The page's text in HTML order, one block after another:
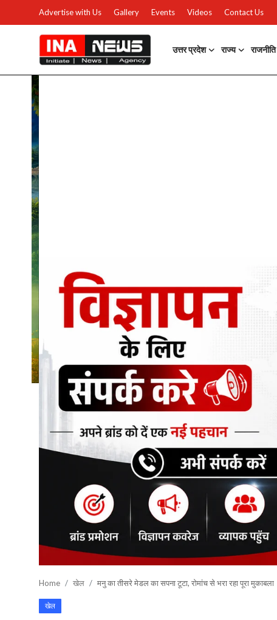
Advertise with Us Gallery Events Videos Contact Us
उत्तर प्रदेश राज्य राजनीति
उत्तर प्रदेश
Advertise with Us
Events
Gallery
राजनीति
Contacts
इतिहास \ साहित्य
शिक्षा\रोजगार
मनोरंजन
स्वास्थ्य\लाइफस्टाइल
अजब गजब
टेक्नोलॉजी / बिजनेस
वायरल न्यूज़
Home खेल मनु का तीसरे मेडल का सपना टूटा, रोमांच से भरा रहा पूरा मुकाबला
खेल